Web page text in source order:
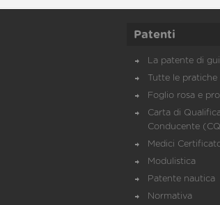
Patenti
La patente di
Tutte le pratiche
Foglio rosa e
Carta di
Conducente
Medici
Modulistica
Patente nautica
Normativa